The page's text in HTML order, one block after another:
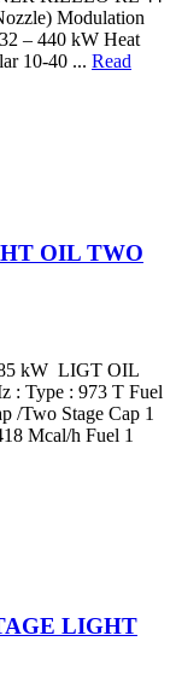
Modulation
– 440 kW Heat
10-40 ... Read
OIL TWO
kW LIGT OIL
: Type : 973 T Fuel
/Two Stage Cap 1
Mcal/h Fuel 1
LIGHT